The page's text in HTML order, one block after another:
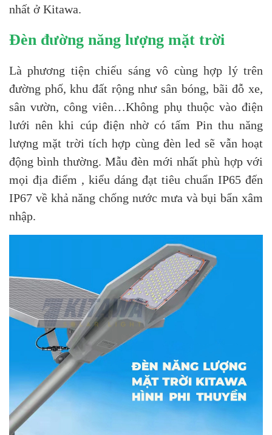
nhất ở Kitawa.
Đèn đường năng lượng mặt trời
Là phương tiện chiếu sáng vô cùng hợp lý trên
đường phố, khu đất rộng như sân bóng, bãi đỗ xe,
sân vườn, công viên…Không phụ thuộc vào điện
lưới nên khi cúp điện nhờ có tấm Pin thu năng
lượng mặt trời tích hợp cùng đèn led sẽ vẫn hoạt
động bình thường. Mẫu đèn mới nhất phù hợp với
mọi địa điểm , kiểu dáng đạt tiêu chuẩn IP65 đến
IP67 về khả năng chống nước mưa và bụi bẩn xâm
nhập.